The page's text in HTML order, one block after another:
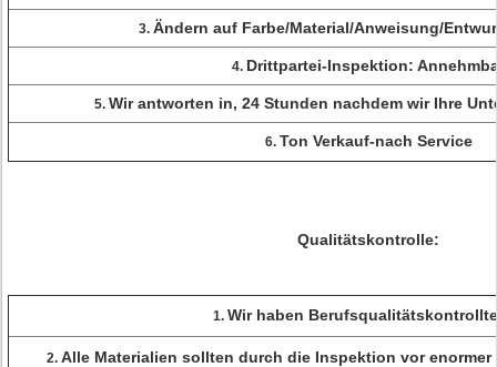
3. Ändern auf Farbe/Material/Anweisung/
4. Drittpartei-Inspektion:
5. Wir antworten in, 24 Stunden nachdem wir Ihre
6. Ton Verkauf-nach Service
Qualitätskontrolle:
1. Wir haben
2. Alle Materialien sollten durch die Inspektion vor